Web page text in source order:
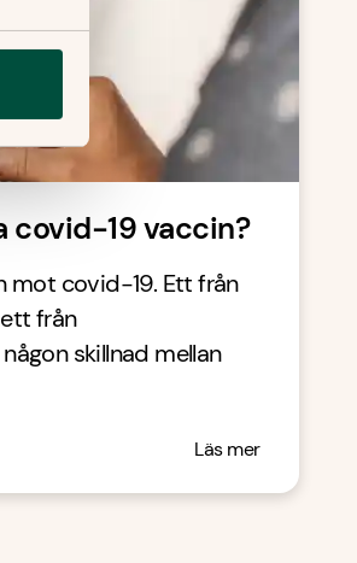
covid-19 vaccin?
mot covid-19. Ett från
från
skillnad mellan
Läs mer